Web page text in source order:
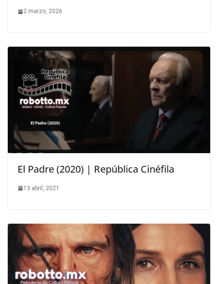
2 marzo, 2026
El Padre (2020) | República Cinéfila
13 abril, 2021